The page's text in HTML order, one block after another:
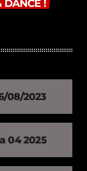
DANCE !
08/2023
04 2025